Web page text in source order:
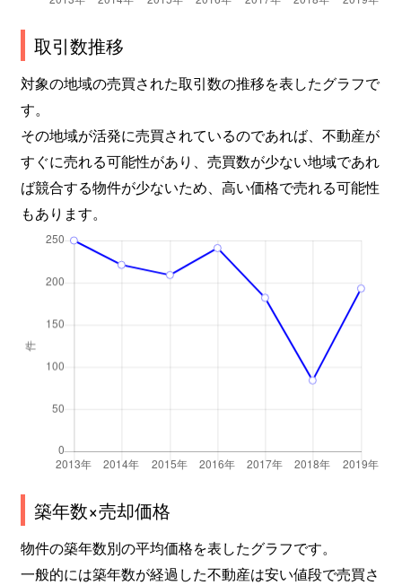
取引数推移
対象の地域の売買された取引数の推移を表したグラフで
す。
その地域が活発に売買されているのであれば、不動産が
すぐに売れる可能性があり、売買数が少ない地域であれ
ば競合する物件が少ないため、高い価格で売れる可能性
もあります。
築年数×売却価格
物件の築年数別の平均価格を表したグラフです。
一般的には築年数が経過した不動産は安い値段で売買さ